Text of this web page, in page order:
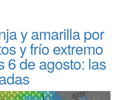
y amarilla por
y frío extremo
6 de agosto: las